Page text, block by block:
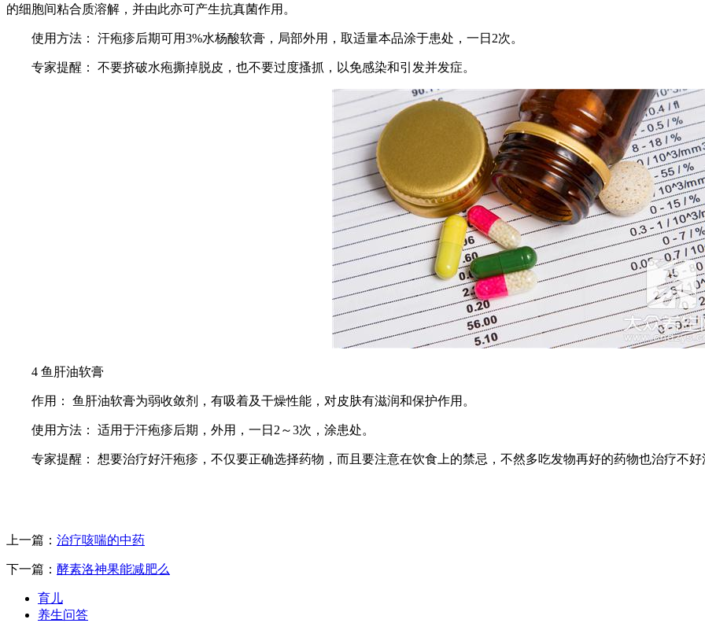
的细胞间粘合质溶解，并由此亦可产生抗真菌作用。
使用方法： 汗疱疹后期可用3%水杨酸软膏，局部外用，取适量本品涂于患处，一日2次。
专家提醒： 不要挤破水疱撕掉脱皮，也不要过度搔抓，以免感染和引发并发症。
4 鱼肝油软膏
作用： 鱼肝油软膏为弱收敛剂，有吸着及干燥性能，对皮肤有滋润和保护作用。
使用方法： 适用于汗疱疹后期，外用，一日2～3次，涂患处。
专家提醒： 想要治疗好汗疱疹，不仅要正确选择药物，而且要注意在饮食上的禁忌，不然多吃发物再好的药物也治疗不
上一篇： 治疗咳喘的中药
下一篇： 酵素洛神果能减肥么
育儿
养生问答